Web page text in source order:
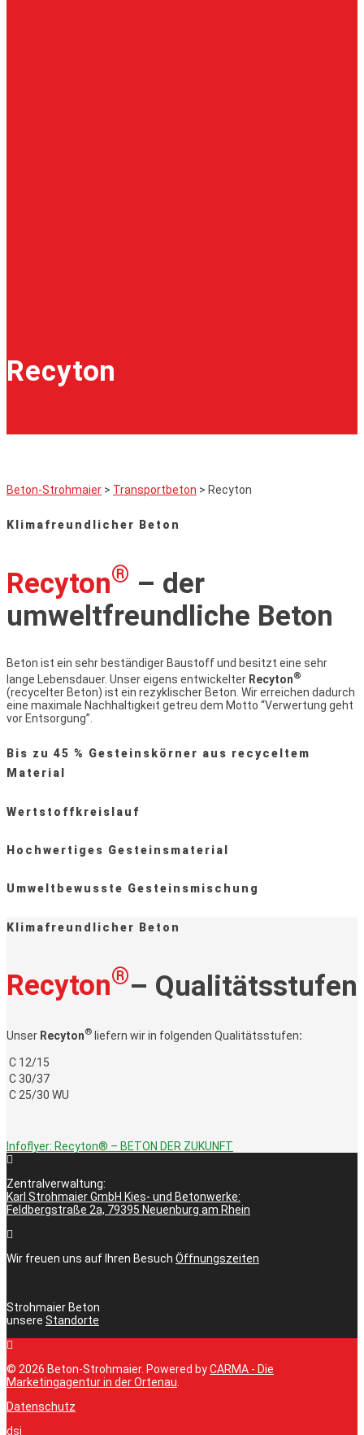
Recyton
Beton-Strohmaier > Transportbeton > Recyton
Klimafreundlicher Beton
Recyton® – der
umweltfreundliche Beton
Beton ist ein sehr beständiger Baustoff und besitzt eine sehr
lange Lebensdauer. Unser eigens entwickelter Recyton®
(recycelter Beton) ist ein rezyklischer Beton. Wir erreichen dadurch
eine maximale Nachhaltigkeit getreu dem Motto “Verwertung geht
vor Entsorgung”.
Bis zu 45 % Gesteinskörner aus recyceltem
Material
Wertstoffkreislauf
Hochwertiges Gesteinsmaterial
Umweltbewusste Gesteinsmischung
Klimafreundlicher Beton
Recyton®– Qualitätsstufen
Unser Recyton® liefern wir in folgenden Qualitätsstufen:
C 12/15
C 30/37
C 25/30 WU
Infoflyer: Recyton® – BETON DER ZUKUNFT
Zentralverwaltung:
Karl Strohmaier GmbH Kies- und Betonwerke:
Feldbergstraße 2a, 79395 Neuenburg am Rhein
Wir freuen uns auf Ihren Besuch Öffnungszeiten
Strohmaier Beton
unsere Standorte
© 2026 Beton-Strohmaier. Powered byCARMA - Die
Marketingagentur in der Ortenau
Datenschutz
dsi